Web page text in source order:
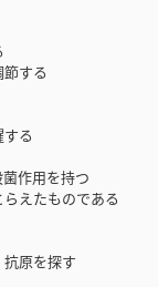
する
る
作用を持つ
えたものである
原を探す